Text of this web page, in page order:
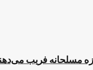
مسلحانه فریب